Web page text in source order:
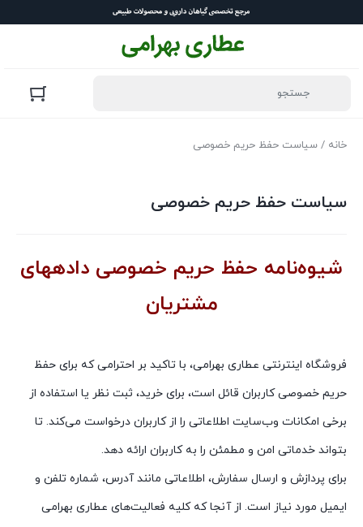
خانه / سیاست حفظ حریم خصوصی
سیاست حفظ حریم خصوصی
شیوه‌نامه حفظ حریم خصوصی داده​های
مشتریان
فروشگاه اینترنتی عطاری بهرامی، با تاکید بر احترامی که برای حفظ
حریم خصوصی کاربران قائل است، برای خرید، ثبت نظر یا استفاده از
برخی امکانات وب‌سایت اطلاعاتی را از کاربران درخواست می‌کند. تا
بتواند خدماتی امن و مطمئن را به کاربران ارائه دهد.
برای پردازش و ارسال سفارش، اطلاعاتی مانند آدرس، شماره تلفن و
ایمیل مورد نیاز است. از آنجا که کلیه فعالیت‌های عطاری بهرامی